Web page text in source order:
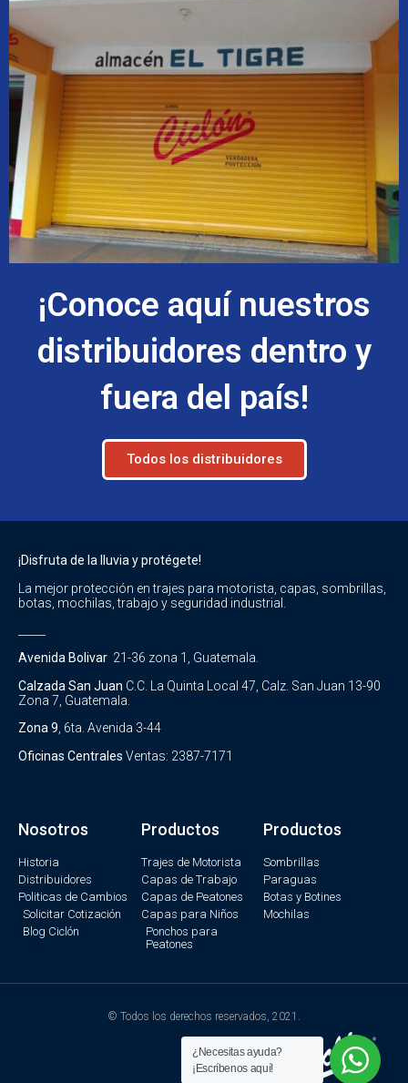
¡Conoce aquí nuestros
distribuidores dentro y
fuera del país!
Todos los distribuidores
¡Disfruta de la lluvia y protégete!
La mejor protección en trajes para motorista, capas, sombrillas,
botas, mochilas, trabajo y seguridad industrial.
Avenida Bolivar 21-36 zona 1, Guatemala.
Calzada San Juan C.C. La Quinta Local 47, Calz. San Juan 13-90
Zona 7, Guatemala.
Zona 9, 6ta. Avenida 3-44
Oficinas Centrales Ventas: 2387-7171
Nosotros
Historia
Distribuidores
Politicas de Cambios
Solicitar Cotización
Blog Ciclón
Productos
Trajes de Motorista
Capas de Trabajo
Capas de Peatones
Capas para Niños
Ponchos para
Peatones
Productos
Sombrillas
Paraguas
Botas y Botines
Mochilas
© Todos los derechos reservados, 2021.
¿Necesitas ayuda?
¡Escríbenos aquí!